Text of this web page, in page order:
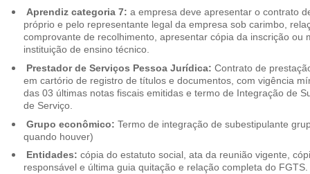
Aprendiz categoria 7: a empresa deve apresentar o contrato
próprio e pelo representante legal da empresa sob carimbo,
comprovante de recolhimento, apresentar cópia da inscrição ou
instituição de ensino técnico.
Prestador de Serviços Pessoa Jurídica: Contrato de
em cartório de registro de títulos e documentos, com vigência
das 03 últimas notas fiscais emitidas e termo de Integração de
de Serviço.
Grupo econômico: Termo de integração de subestipulante
quando houver)
Entidades: cópia do estatuto social, ata da reunião vigente,
responsável e última guia quitação e relação completa do FGTS.